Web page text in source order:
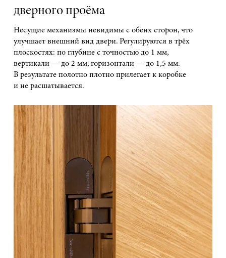
дверного проёма
Несущие механизмы невидимы с обеих сторон, что
улучшает внешний вид двери. Регулируются в трёх
плоскостях: по глубине с точностью до 1 мм,
вертикали — до 2 мм, горизонтали — до 1,5 мм.
В результате полотно плотно прилегает к коробке
и не расшатывается.